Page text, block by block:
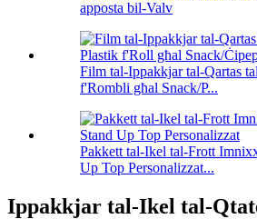
apposta bil-Valv
Film tal-Ippakkjar tal-Qartas
f'Rombli għal Snack/P...
Pakkett tal-Ikel tal-Frott
Up Top Personalizzat...
Ippakkjar tal-Ikel tal-